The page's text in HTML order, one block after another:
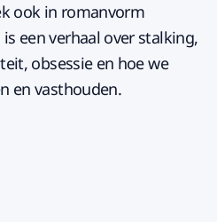
ook in romanvorm
een verhaal over stalking,
obsessie en hoe we
en vasthouden.